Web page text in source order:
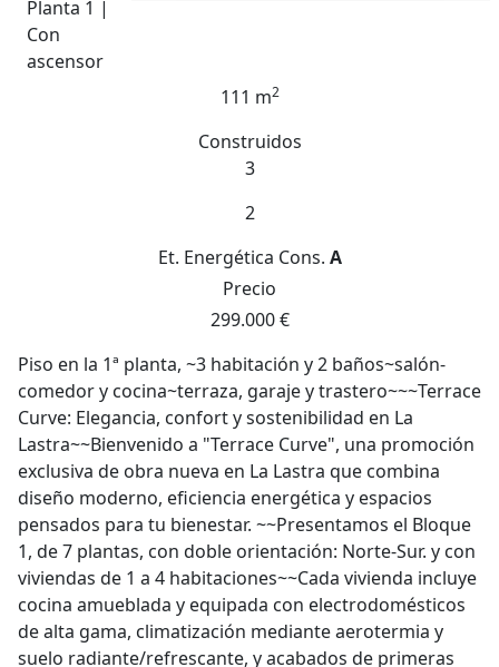
Planta 1 |
Con
ascensor
111 m2
Construidos
3
2
Et. Energética Cons. A
Precio
299.000 €
Piso en la 1ª planta, ~3 habitación y 2 baños~salón-
comedor y cocina~terraza, garaje y trastero~~~Terrace
Curve: Elegancia, confort y sostenibilidad en La
Lastra~~Bienvenido a "Terrace Curve", una promoción
exclusiva de obra nueva en La Lastra que combina
diseño moderno, eficiencia energética y espacios
pensados para tu bienestar. ~~Presentamos el Bloque
1, de 7 plantas, con doble orientación: Norte-Sur. y con
viviendas de 1 a 4 habitaciones~~Cada vivienda incluye
cocina amueblada y equipada con electrodomésticos
de alta gama, climatización mediante aerotermia y
suelo radiante/refrescante, y acabados de primeras